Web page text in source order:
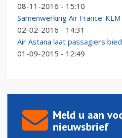
08-11-2016 - 15:10
Samenwerking Air France-
02-02-2016 - 14:31
Air Astana laat passagiers
01-09-2015 - 12:49
Meld u aan
nieuwsbrief